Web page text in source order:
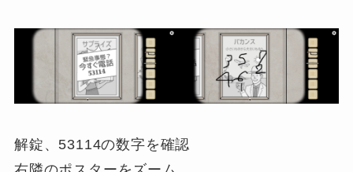
解錠、53114の数字を確認